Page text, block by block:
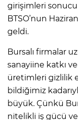
girişimleri
BTSO’nun
geldi.
Bursalı firmalar
sanayiine katkı
üretimleri gizlilik
bildiğimiz
büyük. Çünkü
nitelikli iş gücü